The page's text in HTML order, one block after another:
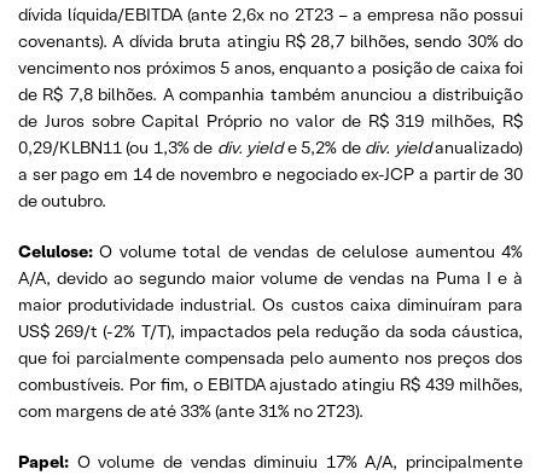
dívida líquida/EBITDA (ante 2,6x no 2T23 – a empresa não possui
covenants). A dívida bruta atingiu R$ 28,7 bilhões, sendo 30% do
vencimento nos próximos 5 anos, enquanto a posição de caixa foi
de R$ 7,8 bilhões. A companhia também anunciou a distribuição
de Juros sobre Capital Próprio no valor de R$ 319 milhões, R$
0,29/KLBN11 (ou 1,3% de div. yielde 5,2% de div. yieldanualizado)
a ser pago em 14 de novembro e negociado ex-JCP a partir de 30
de outubro.
Celulose: O volume total de vendas de celulose aumentou 4%
A/A, devido ao segundo maior volume de vendas na Puma I e à
maior produtividade industrial. Os custos caixa diminuíram para
US$ 269/t (-2% T/T), impactados pela redução da soda cáustica,
que foi parcialmente compensada pelo aumento nos preços dos
combustíveis. Por fim, o EBITDA ajustado atingiu R$ 439 milhões,
com margens de até 33% (ante 31% no 2T23).
Papel: O volume de vendas diminuiu 17% A/A, principalmente